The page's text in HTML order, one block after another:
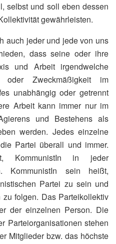
selbst und soll eben dessen
gewährleisten.
auch jeder und jede von uns
dass seine oder ihre
und Arbeit irgendwelche
oder Zweckmäßigkeit im
unabhängig oder getrennt
Arbeit kann immer nur im
und Bestehens als
werden. Jedes einzelne
Partei überall und immer.
KommunistIn in jeder
KommunistIn sein heißt,
Partei zu sein und
folgen. Das Parteikollektiv
der einzelnen Person. Die
Parteiorganisationen stehen
Mitglieder bzw. das höchste